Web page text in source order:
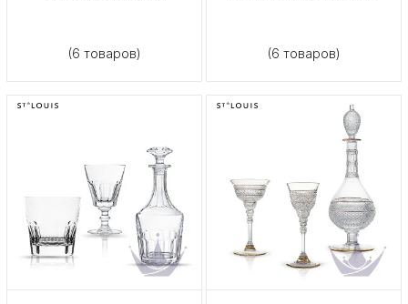
(6 товаров) (6 товаров)